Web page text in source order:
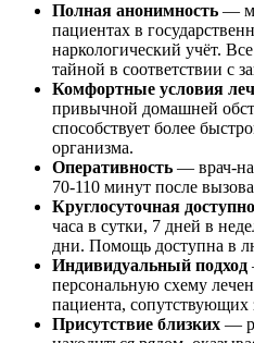
Полная анонимность —
пациентах в
наркологический учёт.
тайной в соответствии с
Комфортные условия
привычной домашней
способствует более
организма.
Оперативность — врач-
70-110 минут после
Круглосуточная
часа в сутки, 7 дней в
дни. Помощь доступна в
Индивидуальный подход
персональную схему
пациента,
Присутствие близких —